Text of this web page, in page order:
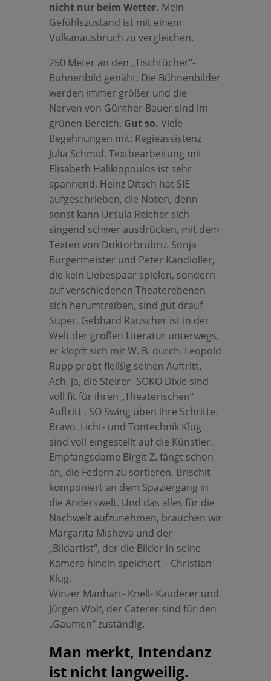
nicht nur beim Wetter. Mein
Gefühlszustand ist mit einem
Vulkanausbruch zu vergleichen.
250 Meter an den „Tischtücher“-
Bühnenbild genäht. Die Bühnenbilder
werden immer größer und die
Nerven von Günther Bauer sind im
grünen Bereich. Gut so. Viele
Begehnungen mit: Regieassistenz
Julia Schmid, Textbearbeitung mit
Elisabeth Halikiopoulos ist sehr
spannend, Heinz Ditsch hat SIE
aufgeschrieben, die Noten, denn
sonst kann Ursula Reicher sich
singend schwer ausdrücken, mit dem
Texten von Doktorbrubru. Sonja
Bürgermeister und Peter Kandioller,
die kein Liebespaar spielen, sondern
auf verschiedenen Theaterebenen
sich herumtreiben, sind gut drauf.
Super. Gebhard Rauscher ist in der
Welt der großen Literatur unterwegs,
er klopft sich mit W. B. durch. Leopold
Rupp probt fleißig seinen Auftritt.
Ach, ja, die Steirer- SOKO Dixie sind
voll fit für ihren „Theaterischen“
Auftritt . SO Swing üben ihre Schritte.
Bravo. Licht- und Tontechnik Klug
sind voll eingestellt auf die Künstler.
Empfangsdame Birgit Z. fängt schon
an, die Federn zu sortieren. Brischit
komponiert an dem Spaziergang in
die Anderswelt. Und das alles für die
Nachwelt aufzunehmen, brauchen wir
Margarita Misheva und der
„Bildartist“, der die Bilder in seine
Kamera hinein speichert – Christian
Klug.
Winzer Manhart- Knell- Kauderer und
Jürgen Wolf, der Caterer sind für den
„Gaumen“ zuständig.
Man merkt, Intendanz
ist nicht langweilig.